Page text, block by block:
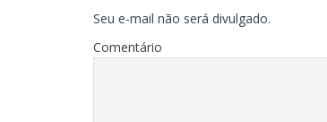
Seu e-mail não será divulgado.
Comentário